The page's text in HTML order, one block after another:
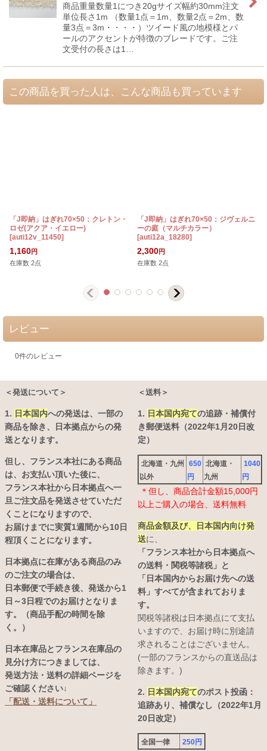
商品重量数量1につき20gサイズ幅約30mm注文
単位長さ1m （数量1点＝1m、数量2点＝2m、数
量3点＝3m・・・・）ツイード風の地模様とパ
ールのアクセントが特徴のブレードです。ご注
文受付の長さは1…
この商品を買った人は、こんな商品も買っています
「J即納」はぎれ70×50：クレトン・
ロゼ(アクア・イエロー)
[auti12v_11450]
1,160円
在庫数 2点
「J即納」はぎれ70×50：ジヴェルニ
ーの庭（マルチカラー）
[auti12a_18280]
2,300円
在庫数 2点
レビュー
0件のレビュー
＜発送について＞
1. 日本国内への発送は、 一部の
商品を除き、日本拠点からの発
送となります。
但し、フランス本社にある商品
は、お支払い頂いた後に、
フランス本社から日本拠点へ一
旦ご注文品を発送させていただ
くことになりますので、
お届けまでに実質1週間から10日
程頂くことになります。
日本拠点に在庫がある商品のみ
のご注文の場合は、
日本郵便で手続き後、発送から1
日～3日程でのお届けとなりま
す。（商品手配の時間を除
く。）
日本在庫品とフランス在庫品の
見分け方につきましては、
発送方法・送料の詳細ページを
ご確認ください↓
「配送・送料について」
＜送料＞
1. 日本国内宛ての追跡・補償付
き郵便送料（2022年1月20日改
定）
北海道・九州
以外
650
円
北海道・
九州
1040
円
＊但し、商品合計金額15,000円
以上ご購入の場合、送料無料
商品金額及び、日本国内向け発
送に、
「フランス本社から日本拠点へ
の送料・関税等諸税」と
「日本国内からお届け先への送
料」すべてが含まれておりま
す。
関税等諸税は日本拠点にて支払
いますので、お届け時に別途請
求されることはございません。
(一部のフランスからの直送品は
除きます。)
2. 日本国内宛てのポスト投函：
追跡あり、補償なし（2022年1月
20日改定）
全国一律 250円